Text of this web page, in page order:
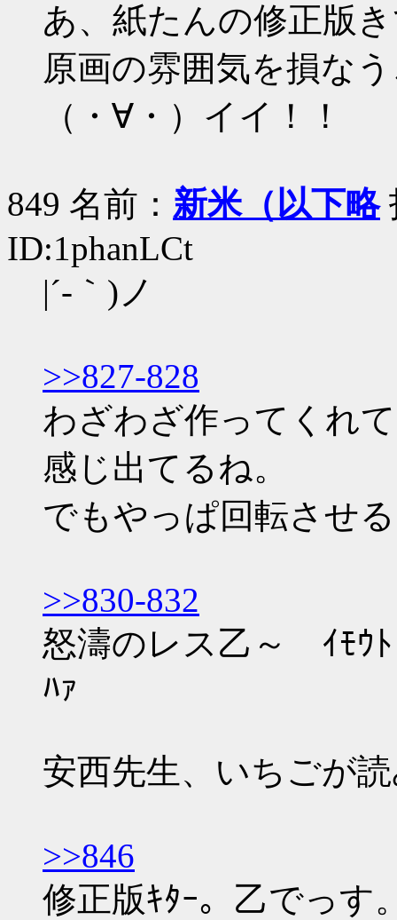
あ、紙たんの修正版
原画の雰囲気を損な
（・∀・）イイ！！
849 名前： 新米（以下略
ID:1phanLCt
|´-｀)ノ
>>827-828
わざわざ作ってくれ
感じ出てるね。
でもやっぱ回転させ
>>830-832
怒濤のレス乙～ ｲﾓｳﾄ
ﾊｧ
安西先生、いちごが
>>846
修正版ｷﾀｰ。乙でっす